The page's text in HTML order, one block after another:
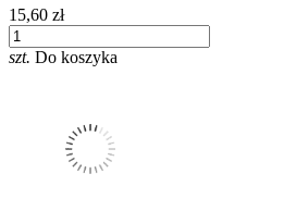
15,60 zł
szt. Do koszyka